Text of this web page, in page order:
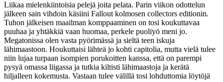
Liikaa mielenkiintoisia pelejä joita pelata. Parin viikon odottelun
jälkeen sain vihdoin käsiini Fallout kolmosen collectors editionin.
Tuhon jälkeisen maailman komppaaminen on tosi koukuttavaa
puuhaa ja yhtäkkiä vaan huomaa, perkele puoliyö meni jo.
Megatonissa olen vasta pyörimässä ja sieltä teen iskuja
lähimaastoon. Houkuttaisi lähteä jo kohti capitolia, mutta vielä tulee
niin lujaa turpaan isompien porukoitten kanssa, että on parempi
pysyä omassa liigassa ja tutkia kiltisti lähimaastoja ja kerätä
hiljalleen kokemusta. Vastaan tulee välillä tosi lohduttomia löytöjä